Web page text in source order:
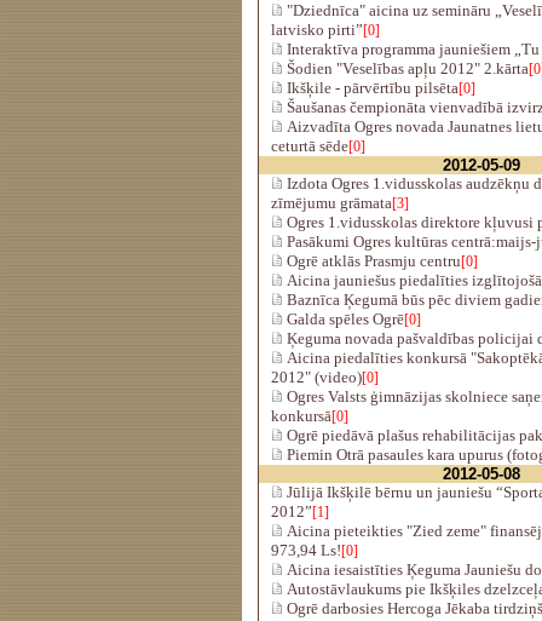
"Dziednīca" aicina uz semināru
latvisko pirti”[0]
Interaktīva programma jauniešiem
Šodien "Veselības apļu 2012" 2.kārta
Ikšķile - pārvērtību pilsēta[0]
Šaušanas čempionāta vienvadībā
Aizvadīta Ogres novada Jaunatnes
ceturtā sēde[0]
2012-05-09
Izdota Ogres 1.vidusskolas audzēkņu
zīmējumu grāmata[3]
Ogres 1.vidusskolas direktore kļuvusi
Pasākumi Ogres kultūras
Ogrē atklās Prasmju centru[0]
Aicina jauniešus piedalīties izglītojošā
Baznīca Ķegumā būs pēc diviem
Galda spēles Ogrē[0]
Ķeguma novada pašvaldības policijai
Aicina piedalīties konkursā
2012" (video)[0]
Ogres Valsts ģimnāzijas skolniece
konkursā[0]
Ogrē piedāvā plašus rehabilitācijas
Piemin Otrā pasaules kara upurus
2012-05-08
Jūlijā Ikšķilē bērnu un jauniešu
2012”[1]
Aicina pieteikties "Zied zeme"
973,94 Ls![0]
Aicina iesaistīties Ķeguma Jauniešu
Autostāvlaukums pie Ikšķiles
Ogrē darbosies Hercoga Jēkaba tirdziņš